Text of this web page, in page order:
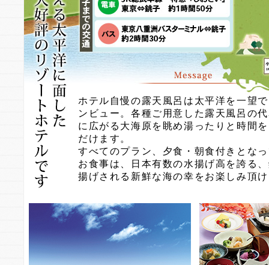
ホテル自慢の露天風呂は太平洋を一望
ンビュー。各種ご用意した露天風呂の
に広がる大海原を眺め湯ったりと時間
だけます。
すべてのプラン、夕食・朝食付きとな
お食事は、日本有数の水揚げ高を誇る
揚げされる新鮮な海の幸をお楽しみ頂